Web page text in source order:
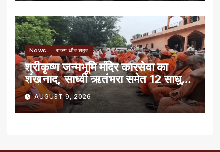
News राज्य और शहर
श्रीकृष्ण जन्मभूमि मंदिर कारसेवा का
शंखनाद, साध्वी ऋतंभरा समेत 12 साधु-
संतों को रेड नोटिस
AUGUST 9, 2026